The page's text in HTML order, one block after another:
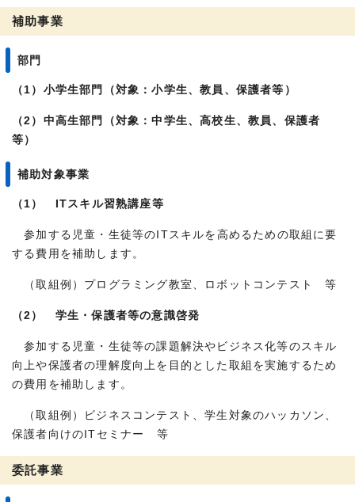
補助事業
部門
（1）小学生部門（対象：小学生、教員、保護者等）
（2）中高生部門（対象：中学生、高校生、教員、保護者
等）
補助対象事業
（1） ITスキル習熟講座等
参加する児童・生徒等のITスキルを高めるための取組に要
する費用を補助します。
（取組例）プログラミング教室、ロボットコンテスト 等
（2） 学生・保護者等の意識啓発
参加する児童・生徒等の課題解決やビジネス化等のスキル
向上や保護者の理解度向上を目的とした取組を実施するため
の費用を補助します。
（取組例）ビジネスコンテスト、学生対象のハッカソン、
保護者向けのITセミナー 等
委託事業